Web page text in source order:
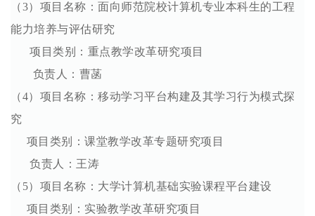
（3）项目名称：面向师范院校计算机专业本科生的工程
能力培养与评估研究
项目类别：重点教学改革研究项目
负责人：曹菡
（4）项目名称：移动学习平台构建及其学习行为模式探
究
项目类别：课堂教学改革专题研究项目
负责人：王涛
（5）项目名称：大学计算机基础实验课程平台建设
项目类别：实验教学改革研究项目